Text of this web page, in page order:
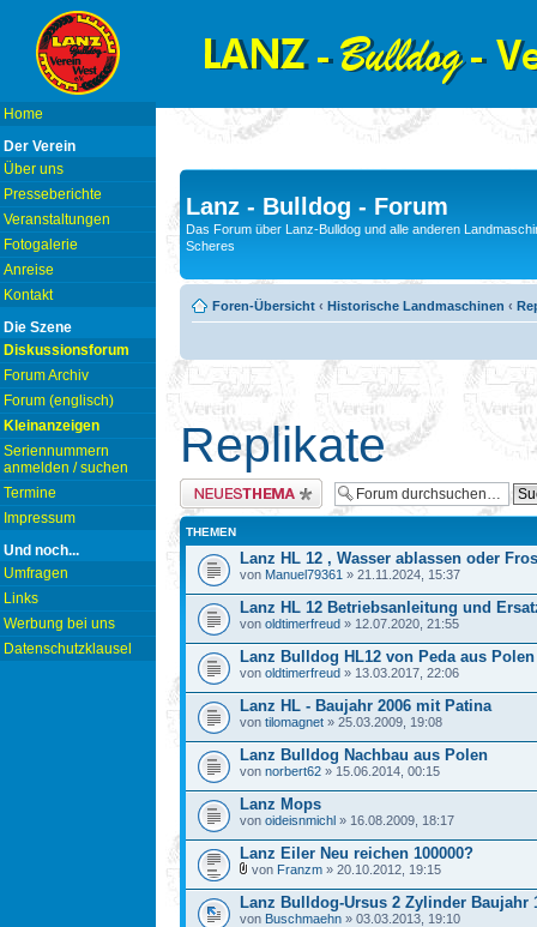
Home
Der Verein
Über uns
Presseberichte
Veranstaltungen
Fotogalerie
Anreise
Kontakt
Die Szene
Diskussionsforum
Forum Archiv
Forum (englisch)
Kleinanzeigen
Seriennummern
anmelden / suchen
Termine
Impressum
Und noch...
Umfragen
Links
Werbung bei uns
Datenschutzklausel
Lanz - Bulldog - Forum
Das Forum über Lanz-Bulldog und alle anderen
Scheres
Foren-Übersicht ‹ Historische Landmaschinen ‹
Replikate
Neues Thema erstellen
THEMEN
Lanz HL 12 , Wasser ablassen oder
von Manuel79361 » 21.11.2024, 15:37
Lanz HL 12 Betriebsanleitung und
von oldtimerfreud » 12.07.2020, 21:55
Lanz Bulldog HL12 von Peda aus Polen
von oldtimerfreud » 13.03.2017, 22:06
Lanz HL - Baujahr 2006 mit Patina
von tilomagnet » 25.03.2009, 19:08
Lanz Bulldog Nachbau aus Polen
von norbert62 » 15.06.2014, 00:15
Lanz Mops
von oideisnmichl » 16.08.2009, 18:17
Lanz Eiler Neu reichen 100000?
von Franzm » 20.10.2012, 19:15
Lanz Bulldog-Ursus 2 Zylinder Baujahr
von Buschmaehn » 03.03.2013, 19:10